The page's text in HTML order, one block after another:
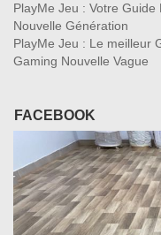
PlayMe Jeu : Votre
Nouvelle Génération
PlayMe Jeu : Le meilleur
Gaming Nouvelle Vague
FACEBOOK